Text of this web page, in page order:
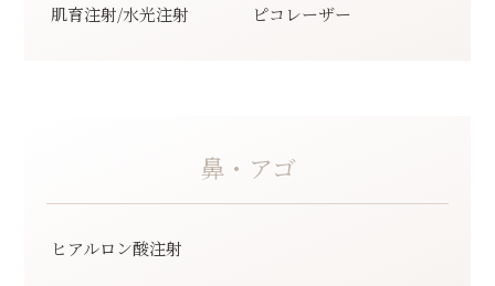
肌育注射/水光注射 ピコレーザー
鼻・アゴ
ヒアルロン酸注射